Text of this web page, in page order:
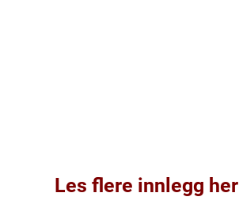
Les flere innlegg her